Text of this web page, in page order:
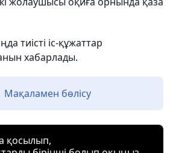
тиісті іс-құжаттар
хабарлады.
Мақаламен бөлісу
қосылып,